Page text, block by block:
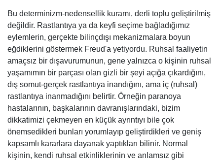
Bu determinizm-nedensellik kuramı, derli toplu geliştirilmiş
değildir. Rastlantıya ya da keyfi seçime bağladığımız
eylemlerin, gerçekte bilinçdışı mekanizmalara boyun
eğdiklerini göstermek Freud'a yetiyordu. Ruhsal faaliyetin
amaçsız bir dışavurumunun, gene yalnızca o kişinin ruhsal
yaşamımın bir parçası olan gizli bir şeyi açığa çıkardığını,
dış somut-gerçek rastlantıya inandığını, ama iç (ruhsal)
rastlantıya inanmadığını belirtir. Örneğin paranoya
hastalarının, baş­kalarının davranışlarındaki, bizim
dikkatimizi çekmeyen en küçük ayrıntıyı bile çok
önemsedikleri bunları yorumlayıp geliştirdikleri ve geniş
kapsamlı ka­rarlara dayanak yaptıkları bilinir. Normal
kişinin, kendi ruhsal etkinliklerinin ve anlamsız gibi